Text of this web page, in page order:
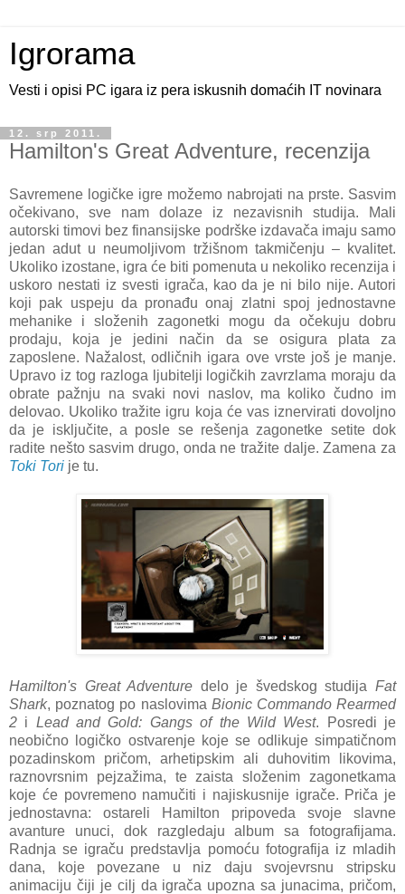
Igrorama
Vesti i opisi PC igara iz pera iskusnih domaćih IT novinara
12. srp 2011.
Hamilton's Great Adventure, recenzija
Savremene logičke igre možemo nabrojati na prste. Sasvim
očekivano, sve nam dolaze iz nezavisnih studija. Mali
autorski timovi bez finansijske podrške izdavača imaju samo
jedan adut u neumoljivom tržišnom takmičenju – kvalitet.
Ukoliko izostane, igra će biti pomenuta u nekoliko recenzija i
uskoro nestati iz svesti igrača, kao da je ni bilo nije. Autori
koji pak uspeju da pronađu onaj zlatni spoj jednostavne
mehanike i složenih zagonetki mogu da očekuju dobru
prodaju, koja je jedini način da se osigura plata za
zaposlene. Nažalost, odličnih igara ove vrste još je manje.
Upravo iz tog razloga ljubitelji logičkih zavrzlama moraju da
obrate pažnju na svaki novi naslov, ma koliko čudno im
delovao. Ukoliko tražite igru koja će vas iznervirati dovoljno
da je isključite, a posle se rešenja zagonetke setite dok
radite nešto sasvim drugo, onda ne tražite dalje. Zamena za
Toki Tori je tu.
Hamilton's Great Adventure delo je švedskog studijaFat
Shark, poznatog po naslovima Bionic Commando Rearmed
2 i Lead and Gold: Gangs of the Wild West. Posredi je
neobično logičko ostvarenje koje se odlikuje simpatičnom
pozadinskom pričom, arhetipskim ali duhovitim likovima,
raznovrsnim pejzažima, te zaista složenim zagonetkama
koje će povremeno namučiti i najiskusnije igrače. Priča je
jednostavna: ostareli Hamilton pripoveda svoje slavne
avanture unuci, dok razgledaju album sa fotografijama.
Radnja se igraču predstavlja pomoću fotografija iz mladih
dana, koje povezane u niz daju svojevrsnu stripsku
animaciju čiji je cilj da igrača upozna sa junacima, pričom,